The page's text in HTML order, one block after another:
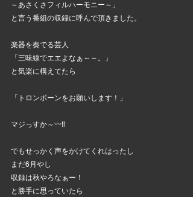
～あさくさフィルハーモニー～」
と言う番組の収録に呼んで頂きました。
楽器を奏でる芸人
「三味線でエエよなぁ～～。」
と気楽に構えてたら
「トロンボーンをお願いします！」
マジっすか～〰️‼️
でもせっかく声をかけてくれはったし
まだ6月やし
収録は秋やろなぁー！
と勝手に思っていたら